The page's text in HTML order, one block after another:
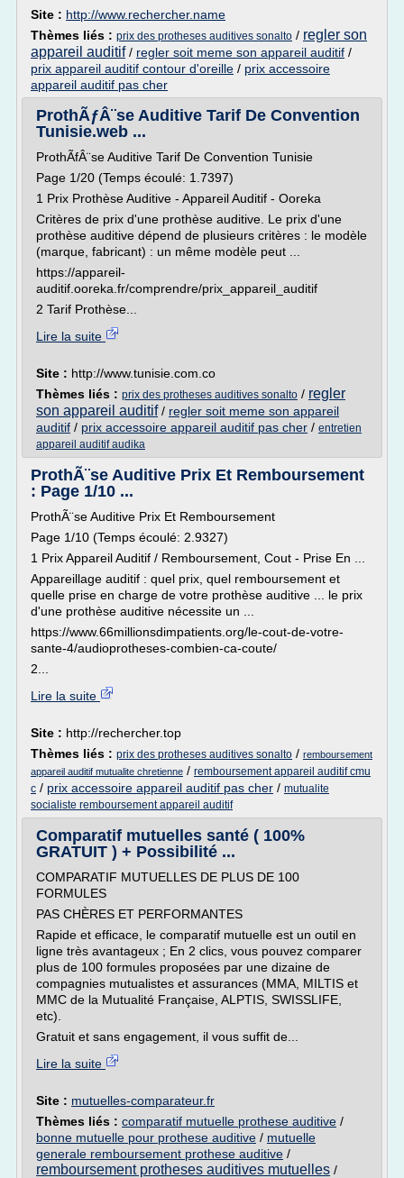
Site : http://www.rechercher.name
Thèmes liés : prix des protheses auditives sonalto / regler son
appareil auditif/ regler soit meme son appareil auditif /
prix appareil auditif contour d'oreille / prix accessoire
appareil auditif pas cher
ProthÃƒÂ¨se Auditive Tarif De Convention
Tunisie.web ...
ProthÃfÂ¨se Auditive Tarif De Convention Tunisie
Page 1/20 (Temps écoulé: 1.7397)
1 Prix Prothèse Auditive - Appareil Auditif - Ooreka
Critères de prix d'une prothèse auditive. Le prix d'une
prothèse auditive dépend de plusieurs critères : le modèle
(marque, fabricant) : un même modèle peut ...
https://appareil-
auditif.ooreka.fr/comprendre/prix_appareil_auditif
2 Tarif Prothèse...
Lire la suite
Site : http://www.tunisie.com.co
Thèmes liés : prix des protheses auditives sonalto / regler
son appareil auditif/ regler soit meme son appareil
auditif / prix accessoire appareil auditif pas cher / entretien
appareil auditif audika
ProthÃ¨se Auditive Prix Et Remboursement
: Page 1/10 ...
ProthÃ¨se Auditive Prix Et Remboursement
Page 1/10 (Temps écoulé: 2.9327)
1 Prix Appareil Auditif / Remboursement, Cout - Prise En ...
Appareillage auditif : quel prix, quel remboursement et
quelle prise en charge de votre prothèse auditive ... le prix
d'une prothèse auditive nécessite un ...
https://www.66millionsdimpatients.org/le-cout-de-votre-
sante-4/audioprotheses-combien-ca-coute/
2...
Lire la suite
Site : http://rechercher.top
Thèmes liés : prix des protheses auditives sonalto / remboursement
appareil auditif mutualite chretienne / remboursement appareil auditif cmu
c / prix accessoire appareil auditif pas cher / mutualite
socialiste remboursement appareil auditif
Comparatif mutuelles santé ( 100%
GRATUIT ) + Possibilité ...
COMPARATIF MUTUELLES DE PLUS DE 100
FORMULES
PAS CHÈRES ET PERFORMANTES
Rapide et efficace, le comparatif mutuelle est un outil en
ligne très avantageux ; En 2 clics, vous pouvez comparer
plus de 100 formules proposées par une dizaine de
compagnies mutualistes et assurances (MMA, MILTIS et
MMC de la Mutualité Française, ALPTIS, SWISSLIFE,
etc).
Gratuit et sans engagement, il vous suffit de...
Lire la suite
Site : mutuelles-comparateur.fr
Thèmes liés : comparatif mutuelle prothese auditive /
bonne mutuelle pour prothese auditive / mutuelle
generale remboursement prothese auditive /
remboursement protheses auditives mutuelles /